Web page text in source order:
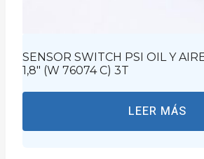
SENSOR SWITCH PSI OIL Y
1,8″ (W 76074 C) 3T
LEER MÁS